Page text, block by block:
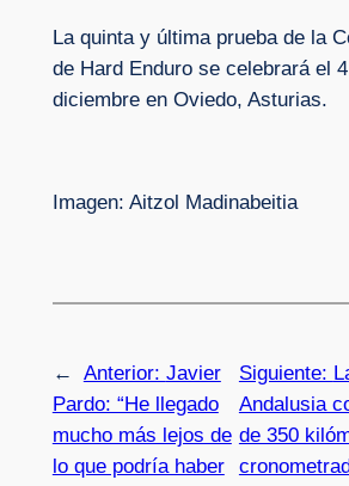
La quinta y última prueba de la
de Hard Enduro se celebrará el
diciembre en Oviedo, Asturias.
Imagen: Aitzol Madinabeitia
← Anterior: Javier
Pardo: “He llegado
mucho más lejos de
lo que podría haber
Siguiente:
Andalusia
de 350